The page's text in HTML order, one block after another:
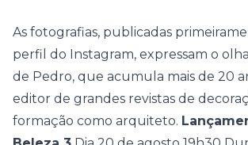
As fotografias, publicadas
perfil do Instagram, expressam o
de Pedro, que acumula mais de 20
editor de grandes revistas de
formação como arquiteto.